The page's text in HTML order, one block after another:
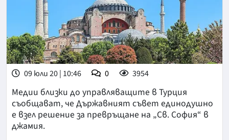
09 юли 20 | 10:46 0 3954
Медии близки до управляващите в Турция
съобщават, че Държавният съвет единодушно
е взел решение за превръщане на „Св. София“ в
джамия.